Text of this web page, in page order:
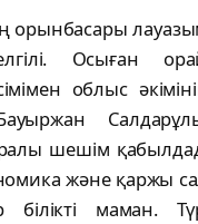
орынбасары
Осыған
облыс
шешім
және қаржы
білікті маман.